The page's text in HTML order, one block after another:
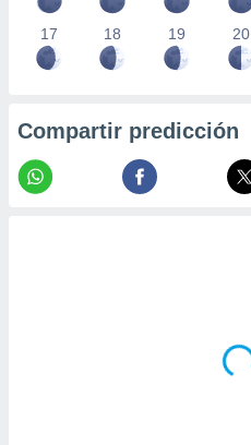
17 18 19 20
Compartir predicción